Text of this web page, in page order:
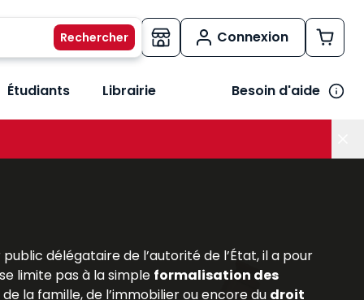
Connexion
métiers
le sous-menu Vos besoins
Étudiants Librairie Besoin d'aide
délégataire de l’autorité de l’État, il a pour
limite pas à la simple formalisation des
la famille, de l’immobilier ou encore du droit